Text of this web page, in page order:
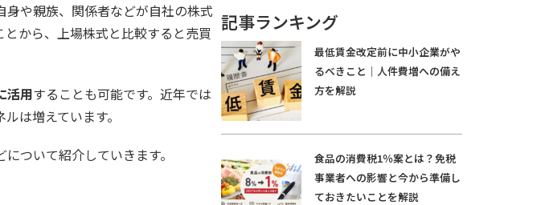
や親族、関係者などが自社の株式
から、上場株式と比較すると売買
活用することも可能です。近年では
は増えています。
ついて紹介していきます。
記事ランキング
最低賃金改定前に中小企業がや
るべきこと｜人件費増への備え
方を解説
食品の消費税1％案とは？免税
事業者への影響と今から準備し
ておきたいことを解説